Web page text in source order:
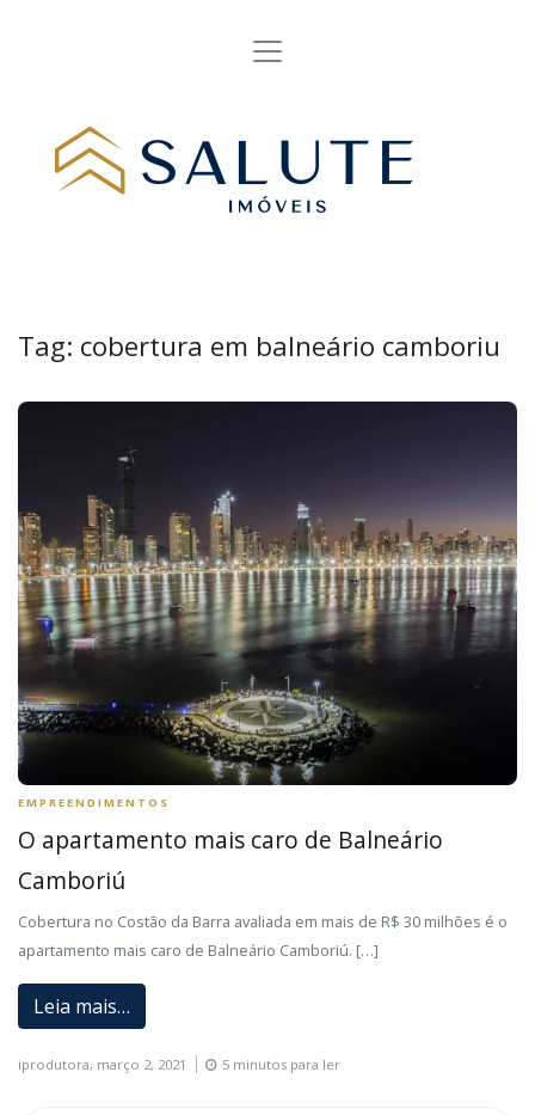
Tag: cobertura em balneário camboriu
EMPREENDIMENTOS
O apartamento mais caro de Balneário
Camboriú
Cobertura no Costão da Barra avaliada em mais de R$ 30 milhões é o
apartamento mais caro de Balneário Camboriú. […]
Leia mais…
iprodutora, março 2, 2021 5 minutos para ler